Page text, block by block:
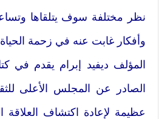
نظر مختلفة سوف يتلقاها
وأفكار غابت عنه في زحمة الحياة
المؤلف ديفيد إبرام يقدم في
الصادر عن المجلس الأعلى
عظيمة لإعادة اكتشاف العلاقة